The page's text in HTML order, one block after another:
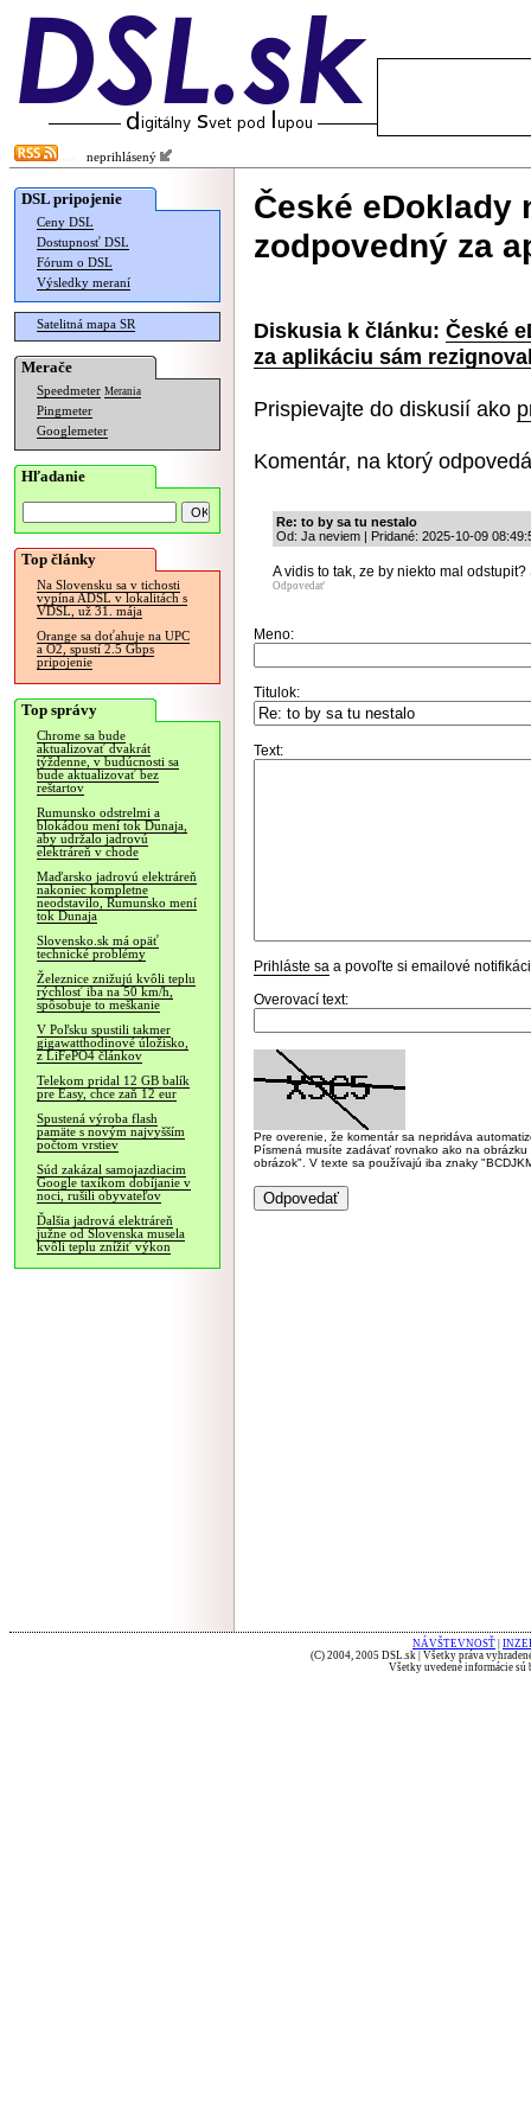
neprihlásený
DSL pripojenie
Ceny DSL
Dostupnosť DSL
Fórum o DSL
Výsledky meraní
Satelitná mapa SR
Merače
Speedmeter Merania
Pingmeter
Googlemeter
Hľadanie
Top články
Na Slovensku sa v tichosti
vypína ADSL v lokalitách s
VDSL, už 31. mája
Orange sa doťahuje na UPC
a O2, spustí 2.5 Gbps
pripojenie
Top správy
Chrome sa bude
aktualizovať dvakrát
týždenne, v budúcnosti sa
bude aktualizovať bez
reštartov
Rumunsko odstrelmi a
blokádou mení tok Dunaja,
aby udržalo jadrovú
elektráreň v chode
Maďarsko jadrovú elektráreň
nakoniec kompletne
neodstavilo, Rumunsko mení
tok Dunaja
Slovensko.sk má opäť
technické problémy
Železnice znižujú kvôli teplu
rýchlosť iba na 50 km/h,
spôsobuje to meškanie
V Poľsku spustili takmer
gigawatthodinové úložisko,
z LiFePO4 článkov
Telekom pridal 12 GB balík
pre Easy, chce zaň 12 eur
Spustená výroba flash
pamäte s novým najvyšším
počtom vrstiev
Súd zakázal samojazdiacim
Google taxíkom dobíjanie v
noci, rušili obyvateľov
Ďalšia jadrová elektráreň
južne od Slovenska musela
kvôli teplu znížiť výkon
České eDoklady
zodpovedný za
Diskusia k článku: České
za aplikáciu sám
Prispievajte do diskusií ako
Komentár, na ktorý
Re: to by sa tu nestalo
Od: Ja neviem | Pridané: 2025-10-09
A vidis to tak, ze by niekto mal
Odpovedať
Meno:
Titulok:
Text:
Prihláste sa a povoľte si emailové
Overovací text:
Pre overenie, že komentár sa nepridáva
Písmená musíte zadávať rovnako ako na
obrázok". V texte sa používajú iba znaky
NÁVŠTEVNOSŤ
(C) 2004, 2005 DSL.sk | Všetky práva
Všetky uvedené informácie sú